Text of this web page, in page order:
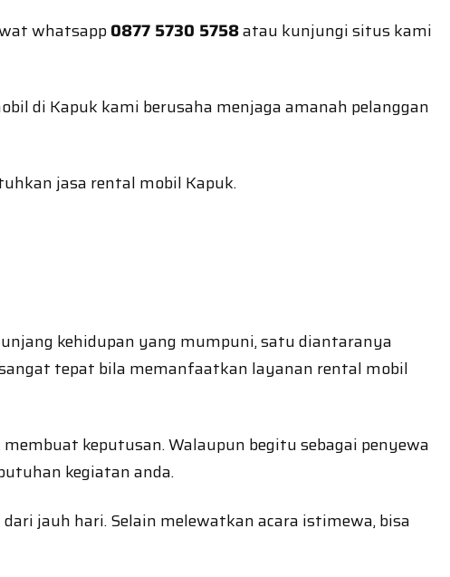
whatsapp0877 5730 5758atau kunjungi situs kami
di Kapuk kami berusaha menjaga amanah pelanggan
jasa rental mobil Kapuk.
kehidupan yang mumpuni, satu diantaranya
tepat bila memanfaatkan layanan rental mobil
keputusan. Walaupun begitu sebagai penyewa
kegiatan anda.
jauh hari. Selain melewatkan acara istimewa, bisa